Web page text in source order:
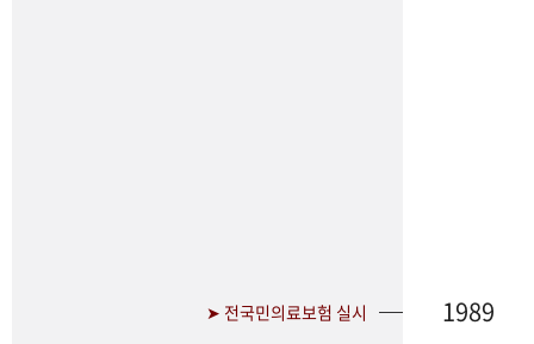
➤ 전국민의료보험 실시 1989